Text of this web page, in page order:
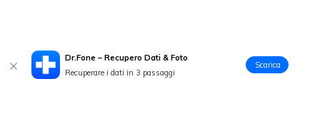
Dr.Fone – Recupero Dati & Foto
Recuperare i dati in 3 passaggi
Scarica